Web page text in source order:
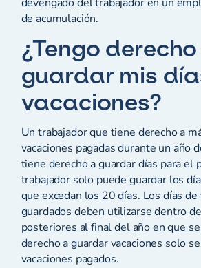
devengado del trabajador en un
de acumulación.
¿Tengo
guardar mis
vacaciones?
Un trabajador que tiene derecho a
vacaciones pagadas durante un año
tiene derecho a guardar días para el
trabajador solo puede guardar los
que excedan los 20 días. Los días de
guardados deben utilizarse dentro
posteriores al final del año en que
derecho a guardar vacaciones solo
vacaciones pagados.